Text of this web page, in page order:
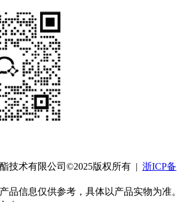
技术有限公司©2025版权所有 | 浙ICP备
品信息仅供参考，具体以产品实物为准。